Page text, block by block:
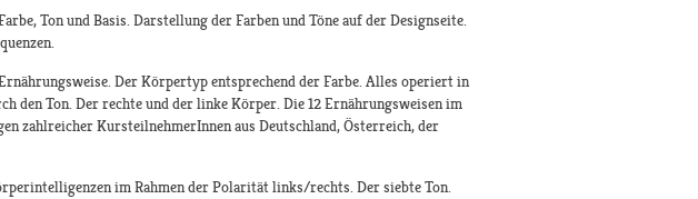
Ton und Basis. Darstellung der Farben und Töne auf der Designseite.
Der Körpertyp entsprechend der Farbe. Alles operiert in
den Ton. Der rechte und der linke Körper. Die 12 Ernährungsweisen im
zahlreicher KursteilnehmerInnen aus Deutschland, Österreich, der
im Rahmen der Polarität links/rechts. Der siebte Ton.